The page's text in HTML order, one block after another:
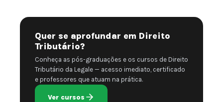
Quer se aprofundar em Direito
Tributário?
Conheça as pós-graduações e os cursos de Direito
Tributário da Legale — acesso imediato, certificado
e professores que atuam na prática.
Ver cursos